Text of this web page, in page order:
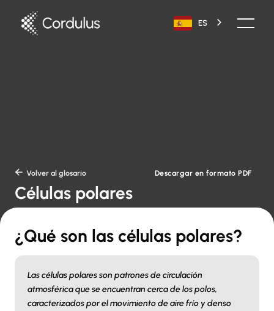
ES
 Volver al glosario Descargar en formato PDF
Células polares
¿Qué son las células polares?
Las células polares son patrones de circulación
atmosférica que se encuentran cerca de los polos,
caracterizados por el movimiento de aire frío y denso